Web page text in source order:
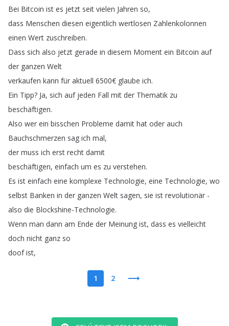
Bei Bitcoin ist es jetzt seit vielen Jahren so,
dass Menschen diesen eigentlich wertlosen Zahlenkolonnen
einen Wert zuschreiben.
Dass sich also jetzt gerade in diesem Moment ein Bitcoin auf
der ganzen Welt
verkaufen kann für aktuell 6500€ glaube ich.
Ein Tipp? Ja, sich auf jeden Fall mit der Thematik zu
beschäftigen.
Also wer ein bisschen Probleme damit hat oder auch
Bauchschmerzen sag ich mal,
der muss ich erst recht damit
beschäftigen, einfach um es zu verstehen.
Es ist einfach eine komplexe Technologie, eine Technologie, wo
selbst Banken in der ganzen Welt sagen, sie ist revolutionär -
also die Blockshine-Technologie.
Wenn man dann am Ende der Meinung ist, dass es vielleicht
doch nicht ganz so
doof ist,
1 2